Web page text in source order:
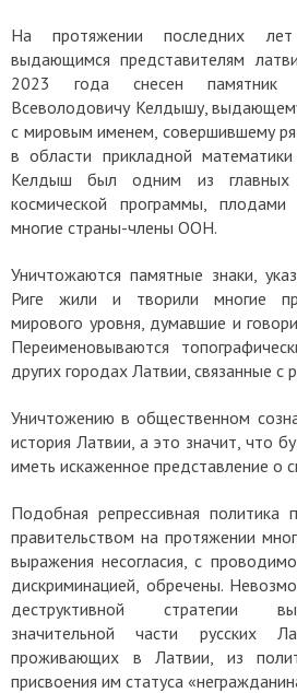
На протяжении последних лет
выдающимся представителям
2023 года снесен памятник
Всеволодовичу Келдышу,
с мировым именем, совершившему
в области прикладной
Келдыш был одним из главных
космической программы, плодами
многие страны-члены ООН.
Уничтожаются памятные знаки,
Риге жили и творили многие
мирового уровня, думавшие и
Переименовываются
других городах Латвии, связанные с
Уничтожению в общественном
история Латвии, а это значит, что
иметь искаженное представление о
Подобная репрессивная политика
правительством на протяжении
выражения несогласия, с
дискриминацией, обречены.
деструктивной стратегии
значительной части русских
проживающих в Латвии, из
присвоения им статуса